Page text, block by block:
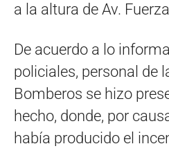
a la altura de Av.
De acuerdo a lo
policiales, personal de
Bomberos se hizo
hecho, donde, por
había producido el